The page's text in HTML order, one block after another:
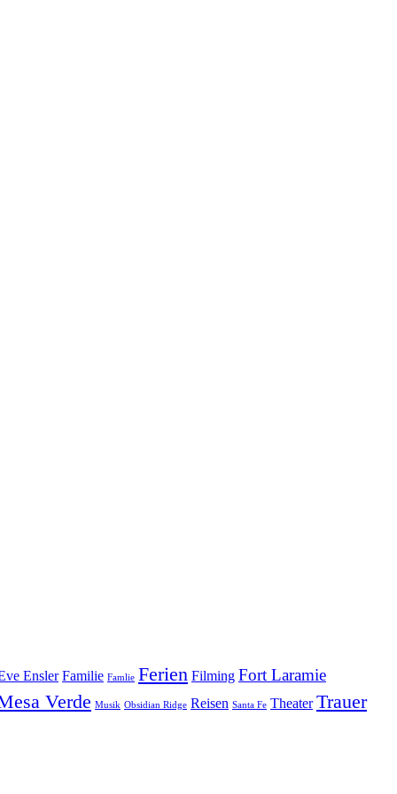
Ensler Familie Famlie Ferien Filming Fort Laramie
Verde Musik Obsidian Ridge Reisen Santa Fe Theater Trauer